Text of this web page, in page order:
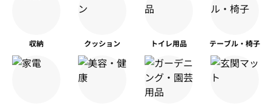
収納 クッション トイレ用品 テーブル・椅子